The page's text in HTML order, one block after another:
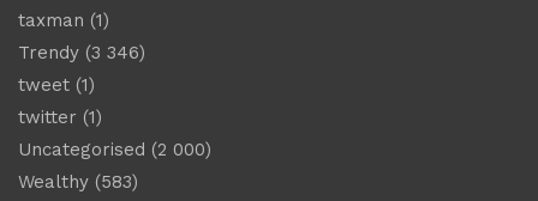
taxman (1)
Trendy (3 346)
tweet (1)
twitter (1)
Uncategorised (2 000)
Wealthy (583)